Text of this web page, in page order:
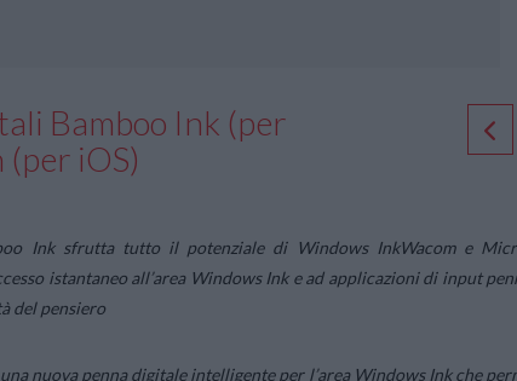
Bamboo Ink (per
iOS)
Ink sfrutta tutto il potenziale di Windows InkWacom e
istantaneo all’area Windows Ink e ad applicazioni di input
del pensiero
nuova penna digitale intelligente per l’area Windows Ink che